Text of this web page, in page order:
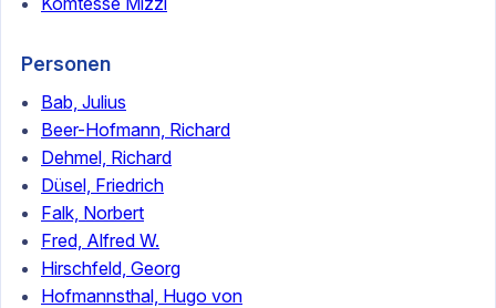
Personen
Bab, Julius
Beer-Hofmann, Richard
Dehmel, Richard
Düsel, Friedrich
Falk, Norbert
Fred, Alfred W.
Hirschfeld, Georg
Hofmannsthal, Hugo von